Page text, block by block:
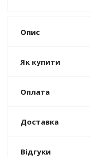
Опис
Як купити
Оплата
Доставка
Відгуки